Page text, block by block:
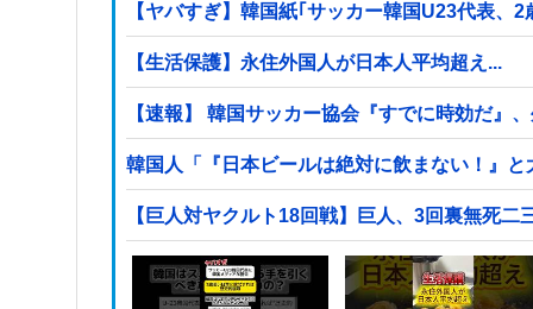
【ヤバすぎ】韓国紙｢サッカー韓国U23代表、
【生活保護】永住外国人が日本人平均超え...
【速報】 韓国サッカー協会『すでに時効だ
韓国人「『日本ビールは絶対に飲まない！』
【巨人対ヤクルト18回戦】巨人、3回裏無死